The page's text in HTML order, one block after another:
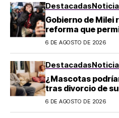
Destacadas
Gobierno de
reforma que
extranjeros en
6 DE AGOSTO DE 2026
Destacadas
¿Mascotas
tras divorcio de
6 DE AGOSTO DE 2026